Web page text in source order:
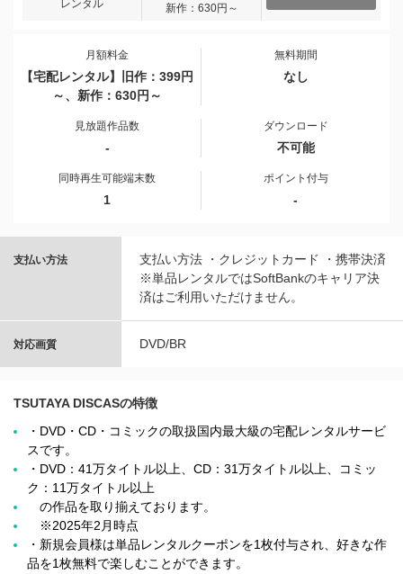
レンタル 新作：630円～
月額料金
【宅配レンタル】旧作：399円
～、新作：630円～
無料期間
なし
見放題作品数
-
ダウンロード
不可能
同時再生可能端末数
1
ポイント付与
-
支払い方法
支払い方法 ・クレジットカード ・携帯決済
※単品レンタルではSoftBankのキャリア決
済はご利用いただけません。
対応画質 DVD/BR
TSUTAYA DISCASの特徴
・DVD・CD・コミックの取扱国内最大級の宅配レンタルサービ
スです。
・DVD：41万タイトル以上、CD：31万タイトル以上、コミッ
ク：11万タイトル以上
の作品を取り揃えております。
※2025年2月時点
・新規会員様は単品レンタルクーポンを1枚付与され、好きな作
品を1枚無料で楽しむことができます。